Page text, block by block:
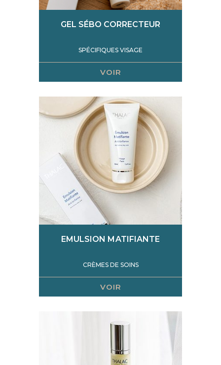
GEL SÉBO CORRECTEUR
SPÉCIFIQUES VISAGE
VOIR
EMULSION MATIFIANTE
CRÈMES DE SOINS
VOIR